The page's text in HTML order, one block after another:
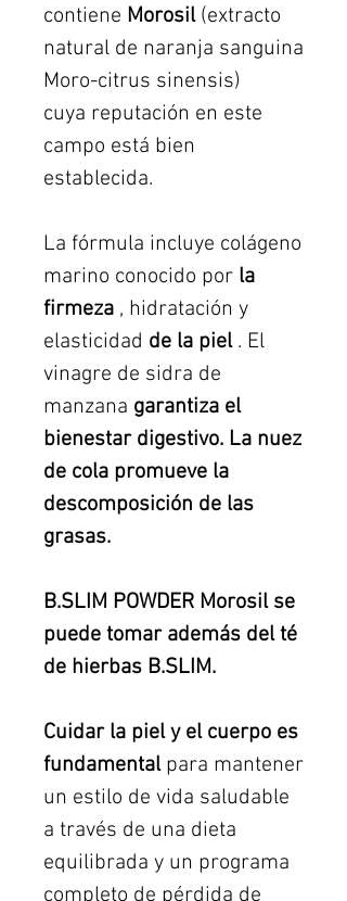
contiene Morosil(extracto
natural de naranja sanguina
Moro-citrus sinensis)
cuya reputación en este
campo está bien
establecida.
La fórmula incluye colágeno
marino conocido por la
firmeza , hidratación y
elasticidad de la piel. El
vinagre de sidra de
manzana garantiza el
bienestar digestivo. La nuez
de cola promueve la
descomposición de las
grasas.
B.SLIM POWDER Morosil se
puede tomar además del té
de hierbas B.SLIM.
Cuidar la piel y el cuerpo es
fundamentalpara mantener
un estilo de vida saludable
a través de una dieta
equilibrada y un programa
completo de pérdida de